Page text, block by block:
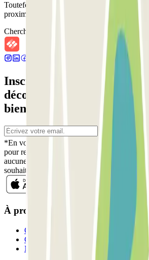
Toutefois, vous pouvez réserver une place
proximité que nous vous proposons.
Chercher des parkings à proximité
Inscrivez-vous à notre
découvrez des réductions,
bien d'autres surprises.
*En vous inscrivant, vous acceptez notre
pour recevoir des communications
aucune obligation, vous pouvez vous
souhaitez dans la même newsletter.
À propos de Parclick
Qui sommes-nous ?
Comment ça marche?
Nos parkings